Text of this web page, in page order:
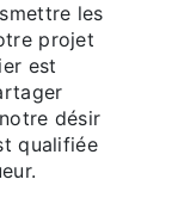
les
projet
est
désir
qualifiée